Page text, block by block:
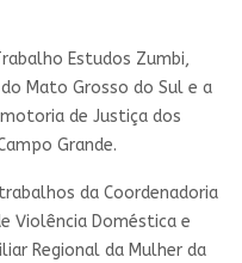
Estudos Zumbi,
Mato Grosso do Sul e a
de Justiça dos
Grande.
da Coordenadoria
Violência Doméstica e
Regional da Mulher da